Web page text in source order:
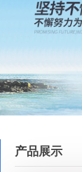
产品展示